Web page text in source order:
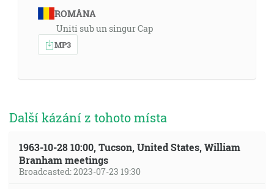
ROMÂNA
Uniti sub un singur Cap
MP3
Další kázání z tohoto místa
1963-10-28 10:00, Tucson, United States, William
Branham meetings
Broadcasted: 2023-07-23 19:30